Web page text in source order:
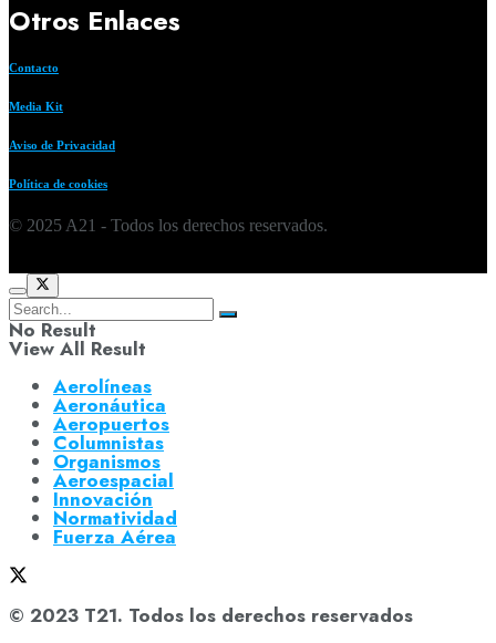
Otros Enlaces
Contacto
Media Kit
Aviso de Privacidad
Política de cookies
© 2025 A21 - Todos los derechos reservados.
No Result
View All Result
Aerolíneas
Aeronáutica
Aeropuertos
Columnistas
Organismos
Aeroespacial
Innovación
Normatividad
Fuerza Aérea
© 2023 T21. Todos los derechos reservados